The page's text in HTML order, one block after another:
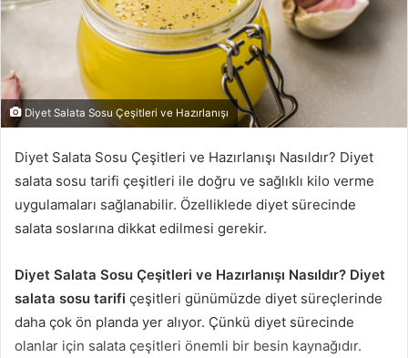
Diyet Salata Sosu Çeşitleri ve Hazırlanışı
Diyet Salata Sosu Çeşitleri ve Hazırlanışı Nasıldır? Diyet
salata sosu tarifi çeşitleri ile doğru ve sağlıklı kilo verme
uygulamaları sağlanabilir. Özelliklede diyet sürecinde
salata soslarına dikkat edilmesi gerekir.
Diyet Salata Sosu Çeşitleri ve Hazırlanışı Nasıldır? Diyet
salata sosu tarifi çeşitleri günümüzde diyet süreçlerinde
daha çok ön planda yer alıyor. Çünkü diyet sürecinde
olanlar için salata çeşitleri önemli bir besin kaynağıdır.